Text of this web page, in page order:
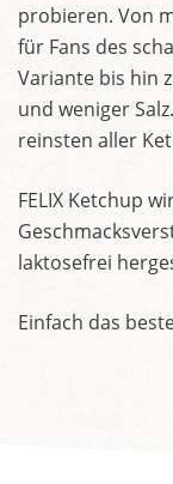
probieren. Von
für Fans des
Variante bis hin
und weniger
reinsten aller
FELIX Ketchup
laktosefrei
Einfach das